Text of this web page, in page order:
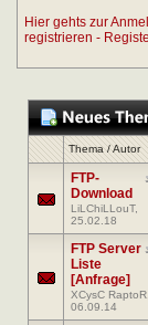
Hier gehts zur
registrieren -
Thema/Autor
FTP-
Download
LiLChiLLouT,
25.02.18
FTP Server
Liste
[Anfrage]
XCysC RaptoR
06.09.14